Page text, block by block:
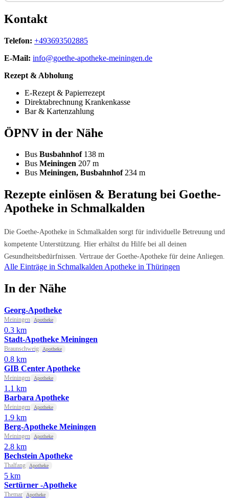
Kontakt
Telefon: +493693502885
E-Mail: info@goethe-apotheke-meiningen.de
Rezept & Abholung
E-Rezept & Papierrezept
Direktabrechnung Krankenkasse
Bar & Kartenzahlung
ÖPNV in der Nähe
Bus Busbahnhof 138 m
Bus Meiningen 207 m
Bus Meiningen, Busbahnhof 234 m
Rezepte einlösen & Beratung bei Goethe-
Apotheke in Schmalkalden
Die Goethe-Apotheke in Schmalkalden sorgt für individuelle Betreuung und
kompetente Unterstützung. Hier erhältst du Hilfe bei all deinen
Gesundheitsbedürfnissen. Vertraue der Goethe-Apotheke für deine Anliegen.
Alle Einträge in Schmalkalden Apotheke in Thüringen
In der Nähe
Georg-Apotheke
Meiningen Apotheke
0.3 km
Stadt-Apotheke Meiningen
Braunschweig Apotheke
0.8 km
GIB Center Apotheke
Meiningen Apotheke
1.1 km
Barbara Apotheke
Meiningen Apotheke
1.9 km
Berg-Apotheke Meiningen
Meiningen Apotheke
2.8 km
Bechstein Apotheke
Thalfang Apotheke
5 km
Sertürner -Apotheke
Themar Apotheke